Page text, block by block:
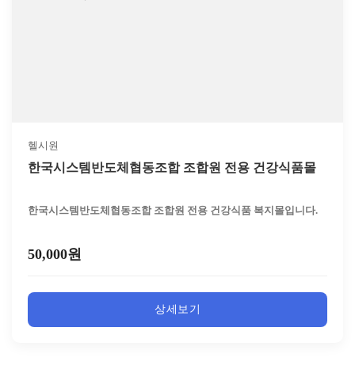
헬시원
한국시스템반도체협동조합 조합원 전용 건강식품몰
한국시스템반도체협동조합 조합원 전용 건강식품 복지몰입니다.
50,000원
상세보기